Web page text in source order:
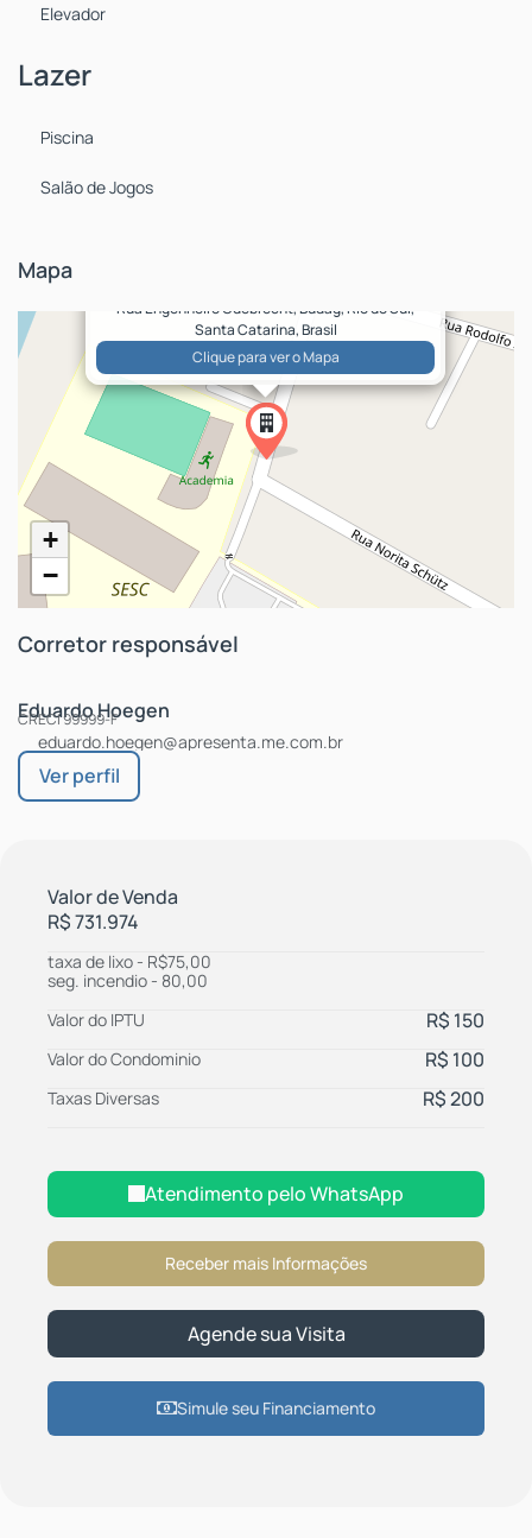
Elevador
Lazer
Piscina
Salão de Jogos
Mapa
Rua Engenheiro Odebrecht, Budag, Rio do Sul,
Santa Catarina, Brasil
Clique para ver oMapa
+
−
Corretor responsável
Eduardo Hoegen
CRECI99999-F
eduardo.hoegen@apresenta.me.com.br
R$731.974
Valor de Venda
taxa de lixo - R$75,00
seg. incendio - 80,00
Valor do IPTU
R$ 150
Valor do Condominio R$ 100
Taxas Diversas R$200
Atendimento peloWhatsApp
Simule seu Financiamento